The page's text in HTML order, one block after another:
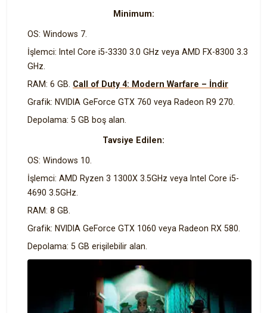
Minimum:
OS: Windows 7.
İşlemci: Intel Core i5-3330 3.0 GHz veya AMD FX-8300 3.3
GHz.
RAM: 6 GB. Call of Duty 4: Modern Warfare – İndir
Grafik: NVIDIA GeForce GTX 760 veya Radeon R9 270.
Depolama: 5 GB boş alan.
Tavsiye Edilen:
OS: Windows 10.
İşlemci: AMD Ryzen 3 1300X 3.5GHz veya Intel Core i5-
4690 3.5GHz.
RAM: 8 GB.
Grafik: NVIDIA GeForce GTX 1060 veya Radeon RX 580.
Depolama: 5 GB erişilebilir alan.